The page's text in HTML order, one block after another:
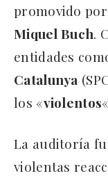
promovido
Miquel Buch.
entidades
Catalunya
los «violentos
La auditoría
violentas